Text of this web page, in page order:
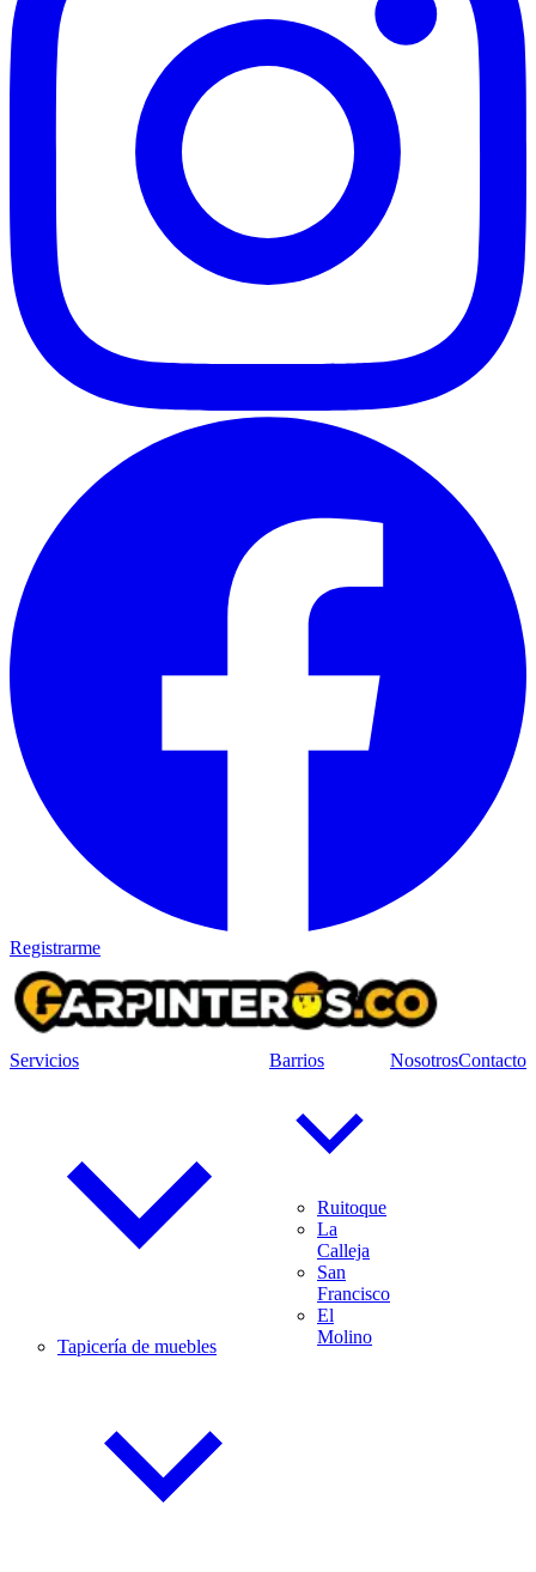
Registrarme
Servicios
Tapicería de muebles
Barrios
Ruitoque
La
Calleja
San
Francisco
El
Molino
NosotrosContacto